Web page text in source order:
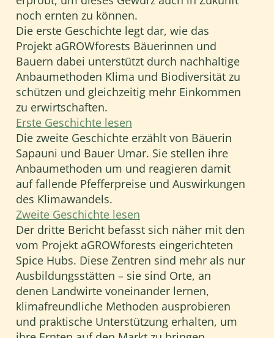
noch ernten zu können.
Die erste Geschichte legt dar, wie das
Projekt aGROWforests Bäuerinnen und
Bauern dabei unterstützt durch nachhaltige
Anbaumethoden Klima und Biodiversität zu
schützen und gleichzeitig mehr Einkommen
zu erwirtschaften.
Erste Geschichte lesen
Die zweite Geschichte erzählt von Bäuerin
Sapauni und Bauer Umar. Sie stellen ihre
Anbaumethoden um und reagieren damit
auf fallende Pfefferpreise und Auswirkungen
des Klimawandels.
Zweite Geschichte lesen
Der dritte Bericht befasst sich näher mit den
vom Projekt aGROWforests eingerichteten
Spice Hubs. Diese Zentren sind mehr als nur
Ausbildungsstätten – sie sind Orte, an
denen Landwirte voneinander lernen,
klimafreundliche Methoden ausprobieren
und praktische Unterstützung erhalten, um